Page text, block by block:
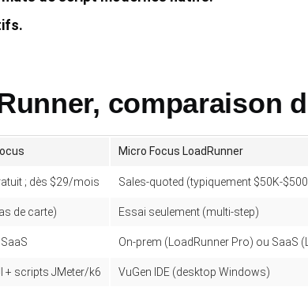
comparaison
Micro Focus LoadRunner
; dès $29/mois Sales-quoted (typiquement $50K-
de carte) Essai seulement (multi-step)
On-prem (LoadRunner Pro) ou SaaS
+ scripts JMeter/k6 VuGen IDE (desktop Windows)